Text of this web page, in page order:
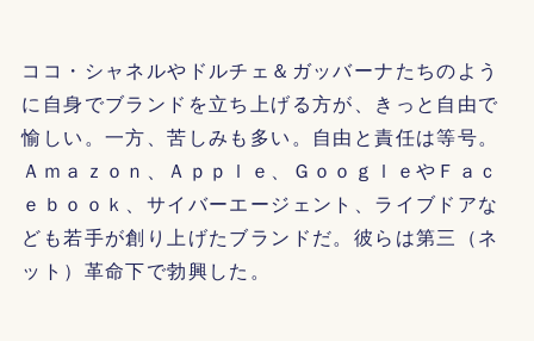
ココ・シャネルやドルチェ＆ガッバーナたちのよう
に自身でブランドを立ち上げる方が、きっと自由で
愉しい。一方、苦しみも多い。自由と責任は等号。
Ａｍａｚｏｎ、Ａｐｐｌｅ、ＧｏｏｇｌｅやＦａｃ
ｅｂｏｏｋ、サイバーエージェント、ライブドアな
ども若手が創り上げたブランドだ。彼らは第三（ネ
ット）革命下で勃興した。